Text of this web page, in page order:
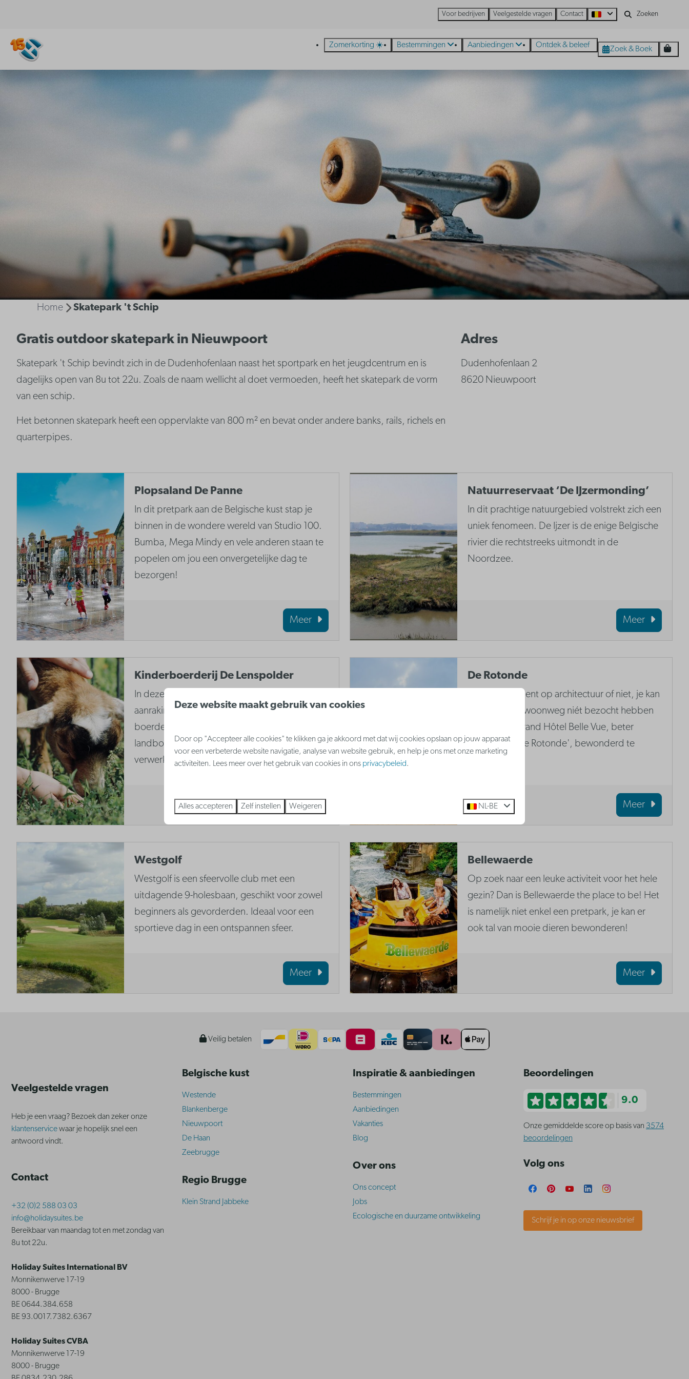
Voor bedrijven Veelgestelde vragen Contact
Zomerkorting ☀️ Bestemmingen Aanbiedingen Ontdek & beleef Zoek & Boek
Home Skatepark 't Schip
Gratis outdoor skatepark in Nieuwpoort
Skatepark 't Schip bevindt zich in de Dudenhofenlaan naast het sportpark en het jeugdcentrum en is
dagelijks open van 8u tot 22u. Zoals de naam wellicht al doet vermoeden, heeft het skatepark de vorm
van een schip.
Het betonnen skatepark heeft een oppervlakte van 800 m² en bevat onder andere banks, rails, richels en
quarterpipes.
Adres
Dudenhofenlaan 2
8620 Nieuwpoort
Plopsaland De Panne
In dit pretpark aan de Belgische kust stap je
binnen in de wondere wereld van Studio 100.
Bumba, Mega Mindy en vele anderen staan te
popelen om jou een onvergetelijke dag te
bezorgen!
Meer
Natuurreservaat ‘De IJzermonding’
In dit prachtige natuurgebied volstrekt zich een
uniek fenomeen. De Ijzer is de enige Belgische
rivier die rechtstreeks uitmondt in de
Noordzee.
Meer
Kinderboerderij De Lenspolder
In deze kinderboerderij kunnen kinderen in
aanraking komen met het echte
boerderijleven. Hier kunnen ze
landbouwproducten ontdekken en ook zelf
verwerken.
Meer
De Rotonde
Of je nu gek bent op architectuur of niet, je kan
Westende gewoonweg niét bezocht hebben
zonder het Grand Hôtel Belle Vue, beter
gekend als 'De Rotonde', bewonderd te
Meer
Westgolf
Westgolf is een sfeervolle club met een
uitdagende 9-holesbaan, geschikt voor zowel
beginners als gevorderden. Ideaal voor een
sportieve dag in een ontspannen sfeer.
Meer
Bellewaerde
Op zoek naar een leuke activiteit voor het hele
gezin? Dan is Bellewaerde the place to be! Het
is namelijk niet enkel een pretpark, je kan er
ook tal van mooie dieren bewonderen!
Meer
Veilig betalen
Veelgestelde vragen
Heb je een vraag? Bezoek dan zeker onze
klantenservicewaar je hopelijk snel een
antwoord vindt.
Contact
+32 (0)2 588 03 03
info@holidaysuites.be
Bereikbaar van maandag tot en met zondag van
8u tot 22u.
Holiday Suites International BV
Monnikenwerve 17-19
8000 - Brugge
BE 0644.384.658
BE 93.0017.7382.6367
Holiday Suites CVBA
Monnikenwerve 17-19
8000 - Brugge
Belgische kust
Westende
Blankenberge
Nieuwpoort
De Haan
Zeebrugge
Regio Brugge
Klein Strand Jabbeke
Inspiratie & aanbiedingen
Bestemmingen
Aanbiedingen
Vakanties
Blog
Over ons
Ons concept
Jobs
Ecologische en duurzame ontwikkeling
Beoordelingen
9.0
Onze gemiddelde score op basis van 3574
beoordelingen
Volg ons
Schrijf je in op onze nieuwsbrief
Deze website maakt gebruik van cookies
Door op "Accepteer alle cookies" te klikken ga je akkoord met dat wij cookies opslaan op jouw apparaat
voor een verbeterde website navigatie, analyse van website gebruik, en help je ons met onze marketing
activiteiten. Lees meer over het gebruik van cookies in ons privacybeleid.
Alles accepteren Zelf instellen Weigeren NL-BE